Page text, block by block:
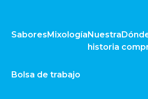
Sabores Mixología Nuestra
historia
Bolsa de trabajo